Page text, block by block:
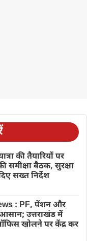
की तैयारियों पर
समीक्षा बैठक, सुरक्षा
सख्त निर्देश
: PF, पेंशन और
उत्तराखंड में
खोलने पर केंद्र कर